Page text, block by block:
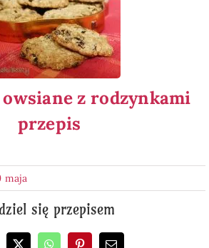
z rodzynkami
przepis
maja
się przepisem